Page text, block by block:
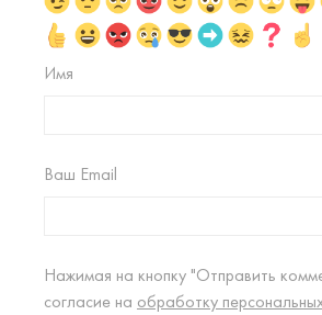
Имя
Ваш Email
Нажимая на кнопку "Отправить
согласие на обработку